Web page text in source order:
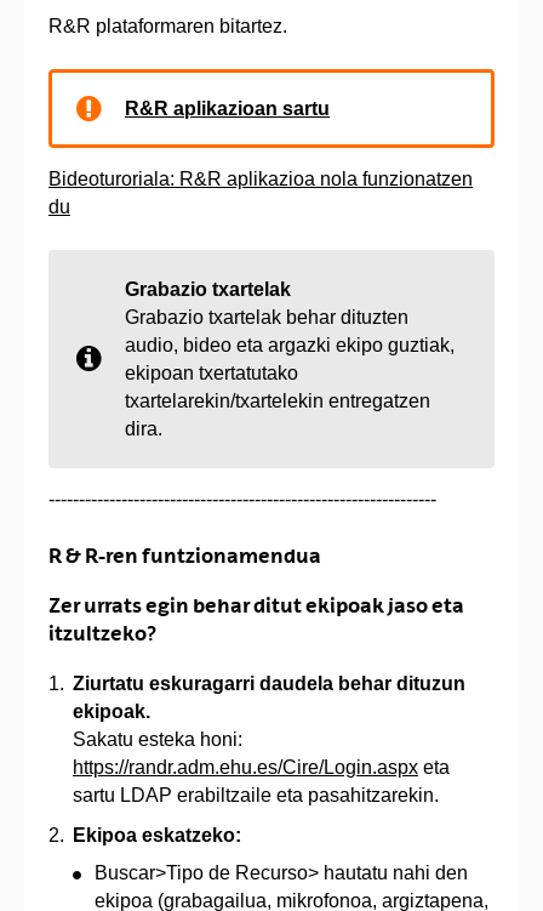
R&R plataformaren bitartez.
R&R aplikazioan sartu
Bideoturoriala: R&R aplikazioa nola funzionatzen
du
Grabazio txartelak
Grabazio txartelak behar dituzten
audio, bideo eta argazki ekipo guztiak,
ekipoan txertatutako
txartelarekin/txartelekin entregatzen
dira.
----------------------------------------------------------------
R & R-ren funtzionamendua
Zer urrats egin behar ditut ekipoak jaso eta
itzultzeko?
Ziurtatu eskuragarri daudela behar dituzun
ekipoak.
Sakatu esteka honi:
https://randr.adm.ehu.es/Cire/Login.aspx eta
sartu LDAP erabiltzaile eta pasahitzarekin.
Ekipoa eskatzeko:
Buscar>Tipo de Recurso> hautatu nahi den
ekipoa (grabagailua, mikrofonoa, argiztapena,